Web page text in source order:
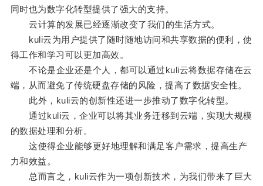
同时也为数字化转型提供了强大的支持。
云计算的发展已经逐渐改变了我们的生活方式。
kuli云为用户提供了随时随地访问和共享数据的便利，使
得工作和学习可以更加高效。
不论是企业还是个人，都可以通过kuli云将数据存储在云
端，从而避免了传统硬盘存储的风险，提高了数据安全性。
此外，kuli云的创新性还进一步推动了数字化转型。
通过kuli云，企业可以将其业务迁移到云端，实现大规模
的数据处理和分析。
这使得企业能够更好地理解和满足客户需求，提高生产
力和效益。
总而言之，kuli云作为一项创新技术，为我们带来了巨大